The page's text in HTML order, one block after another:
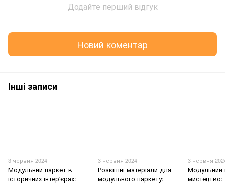
Додайте перший відгук
Новий коментар
Інші записи
3 червня 2024
Модульний паркет в
історичних інтер'єрах:
3 червня 2024
Розкішні матеріали для
модульного паркету:
3 червня
Модульний
мистецтво: